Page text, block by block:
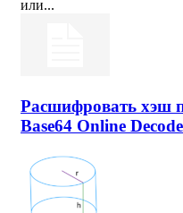
или...
Расшифровать хэш
Base64 Online